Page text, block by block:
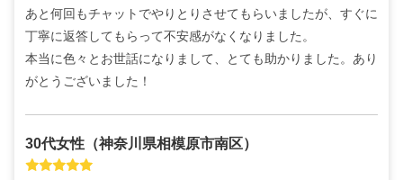
あと何回もチャットでやりとりさせてもらいましたが、すぐに
丁寧に返答してもらって不安感がなくなりました。
本当に色々とお世話になりまして、とても助かりました。あり
がとうございました！
30代女性 （神奈川県相模原市南区）